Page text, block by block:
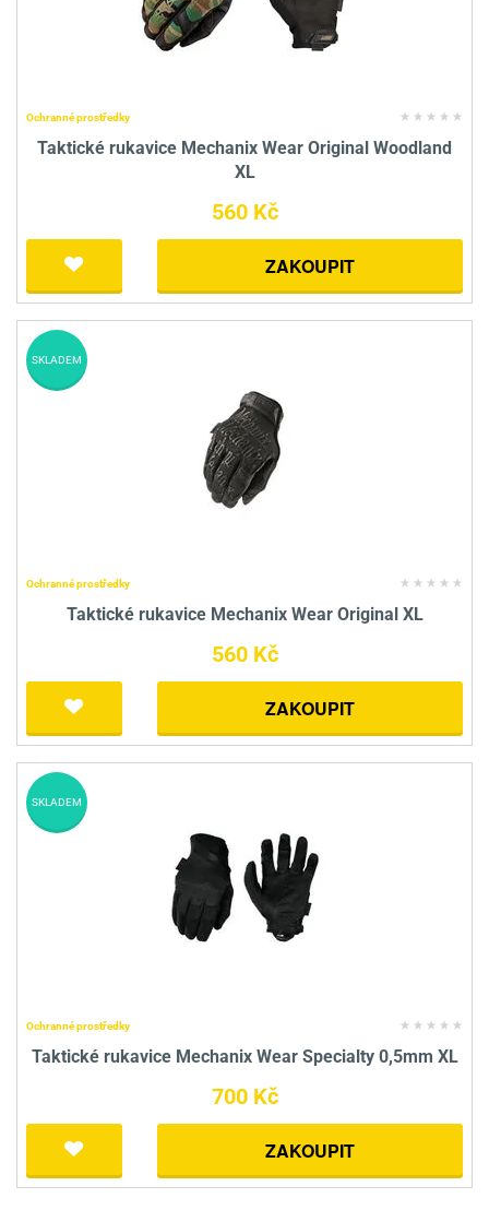
Ochranné prostředky
Taktické rukavice Mechanix Wear Original Woodland
XL
560 Kč
ZAKOUPIT
Ochranné prostředky
Taktické rukavice Mechanix Wear Original XL
560 Kč
ZAKOUPIT
SKLADEM
Ochranné prostředky
Taktické rukavice Mechanix Wear Specialty 0,5mm XL
700 Kč
ZAKOUPIT
SKLADEM